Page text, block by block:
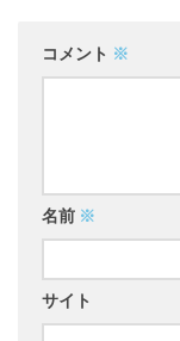
コメント ※
名前 ※
サイト